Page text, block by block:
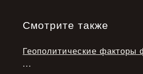
Смотрите также
Геополитические
...